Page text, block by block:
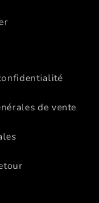
de vente